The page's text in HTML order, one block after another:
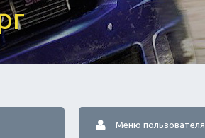
Меню пользователя